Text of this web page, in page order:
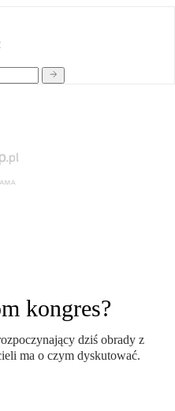
kongres?
dziś obrady z
ma o czym dyskutować.